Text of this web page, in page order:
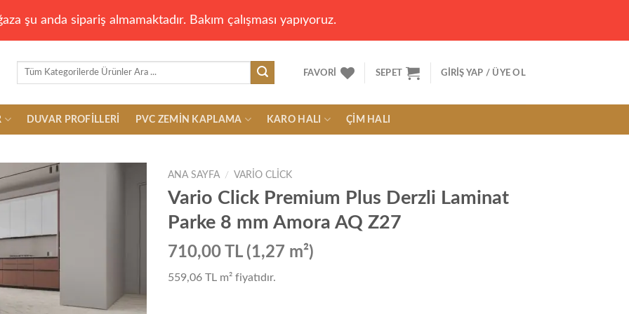
şu anda sipariş almamaktadır. Bakım çalışması yapıyoruz.
Ara:
FAVORI SEPET GIRIŞ YAP / ÜYE OL
DUVAR PROFILLERI PVC ZEMIN KAPLAMA KARO HALI ÇIM HALI
ANA SAYFA / VARIO CLICK
Vario Click Premium Plus Derzli Laminat
Parke 8 mm Amora AQ Z27
710,00 TL (1,27 m²)
559,06 TL m² fiyatıdır.